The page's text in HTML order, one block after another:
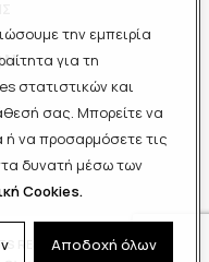
την εμπειρία
για τη
στατιστικών και
σας. Μπορείτε να
ή να προσαρμόσετε τις
δυνατή μέσω των
Cookies.
Αποδοχή όλων
RESERVED